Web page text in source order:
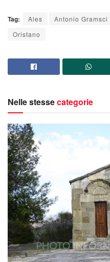
Tag: Ales Antonio Gramsci
Oristano
Nelle stessecategorie